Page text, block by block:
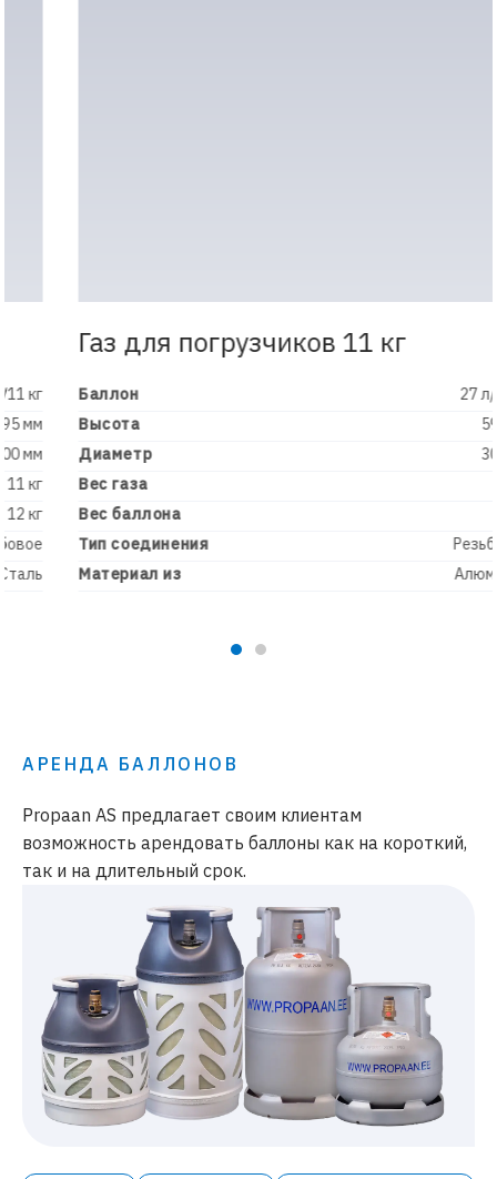
Газ для погрузчиков 11 кг
Баллон
27 л/11 кг
Высота
Диаметр
Вес газа
Вес баллона
Тип соединения
Резьбовое
Материал из
Алюминий
АРЕНДА БАЛЛОНОВ
Propaan AS предлагает своим клиентам
возможность арендовать баллоны как на короткий,
так и на длительный срок.